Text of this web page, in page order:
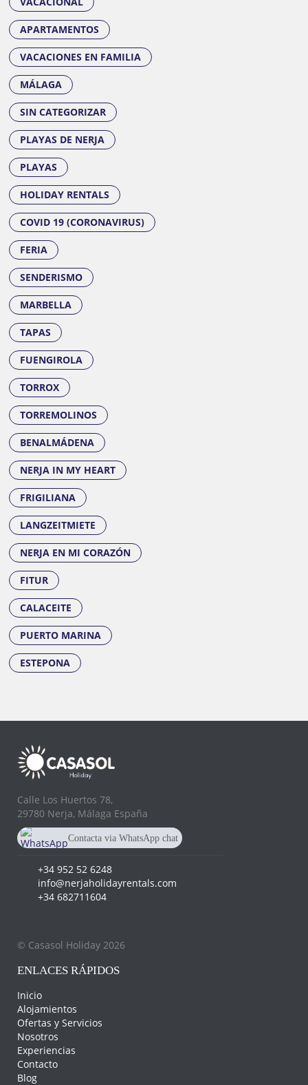
APARTAMENTOS
VACACIONES EN FAMILIA
MÁLAGA
SIN CATEGORIZAR
PLAYAS DE NERJA
PLAYAS
HOLIDAY RENTALS
COVID 19 (CORONAVIRUS)
FERIA
SENDERISMO
MARBELLA
TAPAS
FUENGIROLA
TORROX
TORREMOLINOS
BENALMÁDENA
NERJA IN MY HEART
FRIGILIANA
LANGZEITMIETE
NERJA EN MI CORAZÓN
FITUR
CALACEITE
PUERTO MARINA
ESTEPONA
Calle Los Huertos 78,
29780 Nerja, Málaga España
Contacta via WhatsApp chat
+34 952 52 6248
info@nerjaholidayrentals.com
+34 682711604
© Casasol Holiday 2026
ENLACES RÁPIDOS
Inicio
Alojamientos
Ofertas y Servicios
Nosotros
Experiencias
Contacto
Blog